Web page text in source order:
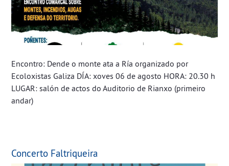
Encontro: Dende o monte ata a Ría organizado por
Ecoloxistas Galiza DÍA: xoves 06 de agosto HORA: 20.30 h
LUGAR: salón de actos do Auditorio de Rianxo (primeiro
andar)
Concerto Faltriqueira